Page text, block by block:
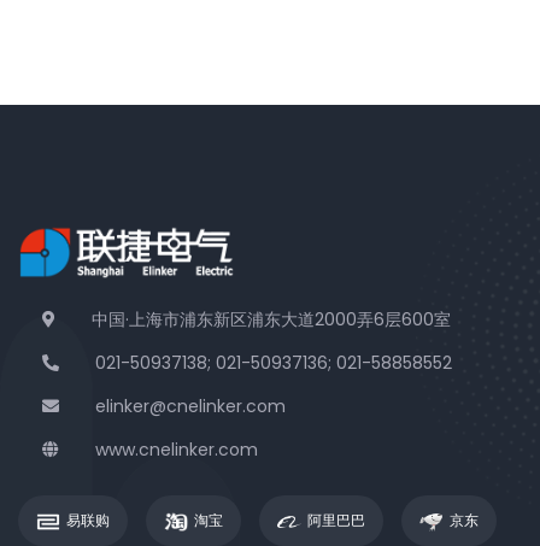
中国·上海市浦东新区浦东大道2000弄6层600室
021-50937138; 021-50937136; 021-58858552
elinker@cnelinker.com
www.cnelinker.com
易联购 淘宝 阿里巴巴 京东